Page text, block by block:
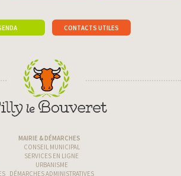
CONTACTS UTILES
MAIRIE & DÉMARCHES
CONSEIL MUNICIPAL
SERVICES EN LIGNE
URBANISME
DÉMARCHES ADMINISTRATIVES